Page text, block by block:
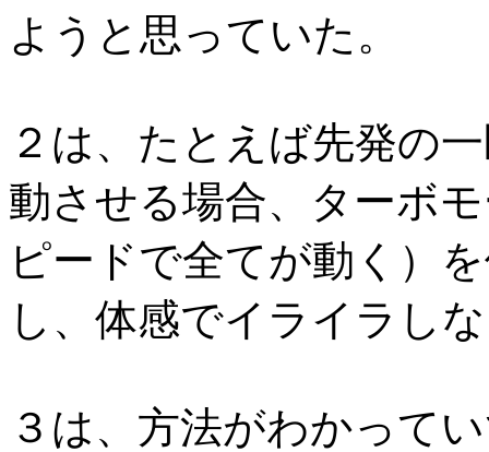
ようと思っていた。
２は、たとえば先発の
動させる場合、ターボ
ピードで全てが動く）
し、体感でイライラし
３は、方法がわかって